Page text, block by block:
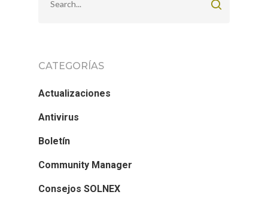
CATEGORÍAS
Actualizaciones
Antivirus
Boletín
Community Manager
Consejos SOLNEX